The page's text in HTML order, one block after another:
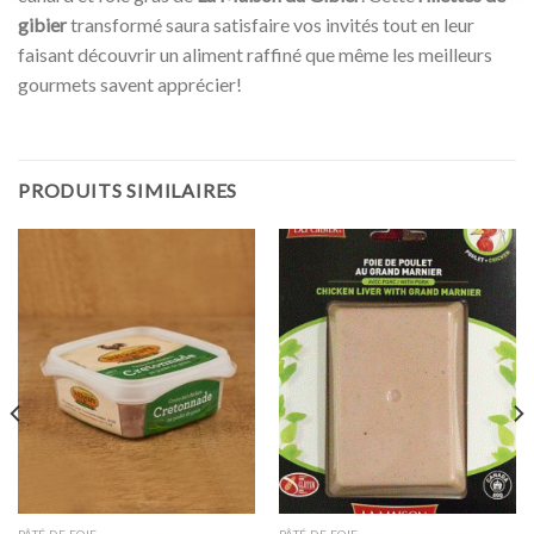
gibiertransformé saura satisfaire vos invités tout en leur
faisant découvrir un aliment raffiné que même les meilleurs
gourmets savent apprécier!
PRODUITS SIMILAIRES